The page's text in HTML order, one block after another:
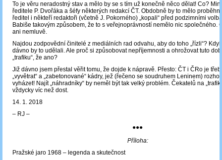
To je věru neradostný stav a mělo by se s tím už konečně něco dělat! Co?
ředitele P. Dvořáka a šéfy některých redakcí ČT. Obdobně by to mělo
ředitel i někteří redaktoři (včetně J. Pokorného) „kopali“ před podzimními
Babiše takovým způsobem, že to s veřejnoprávností nemělo nic společného.
ani nemluvě.
Najdou zodpovědní činitelé z mediálních rad odvahu, aby do toho „řízli“?
dávno by to udělali. Ale proč si způsobovat nepříjemnosti a ohrožovat tuto
„trafiku“, že ano?
Již dávno jsem přestal věřit tomu, že dojde k nápravě. Přesto: ČT i ČRo je
„vyvětrat“ a „zabetonované“ kádry, jež (řečeno se soudruhem Leninem)
vyházet! Najít „náhradníky“ by neměl být tak velký problém. Čekatelů na
vždycky víc než dost.
14. 1. 2018
‒ RJ ‒
●●●
Příloha:
Pražské jaro 1968 – legenda a skutečnost